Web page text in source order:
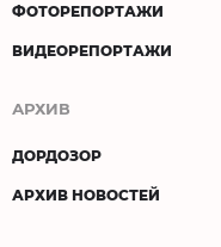
ФОТОРЕПОРТАЖИ
ВИДЕОРЕПОРТАЖИ
АРХИВ
ДОРДОЗОР
АРХИВ НОВОСТЕЙ